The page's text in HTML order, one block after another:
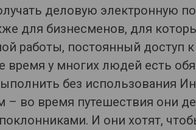
деловую электронную
для бизнесменов, для
работы, постоянный доступ к
время у многих людей есть
без использования
– во время путешествия они
И они хотят,